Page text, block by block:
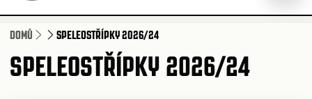
DOMŮ SPELEOSTŘÍPKY 2026/24
SPELEOSTŘÍPKY 2026/24